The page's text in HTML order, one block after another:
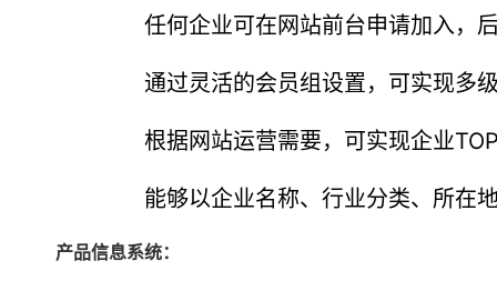
任何企业可在网站前台申请加入，
通过灵活的会员组设置，可实现多级
根据网站运营需要，可实现企业TOP
能够以企业名称、行业分类、所在地
产品信息系统：